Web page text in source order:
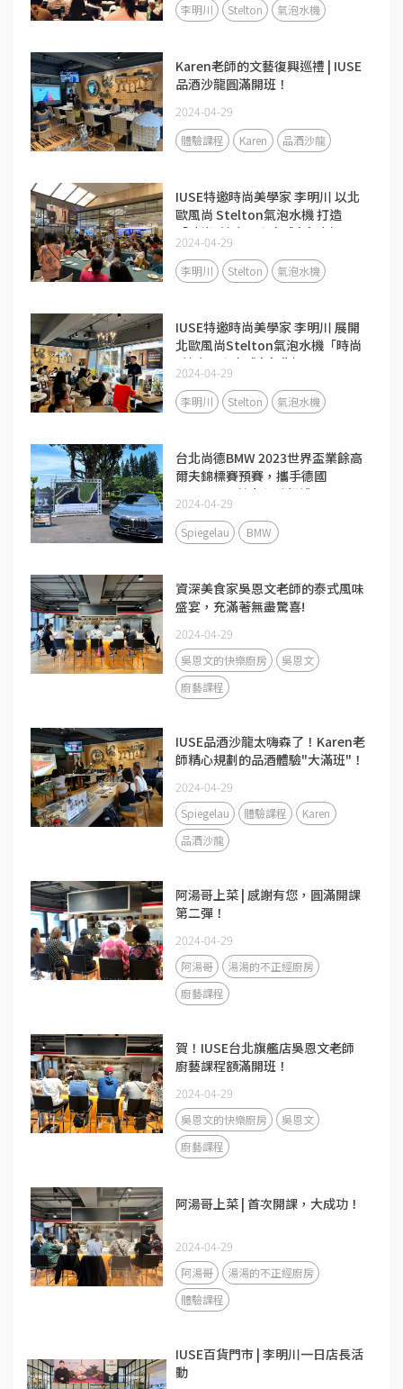
李明川 Stelton 氣泡水機
Karen老師的文藝復興巡禮 | IUSE
品酒沙龍圓滿開班！
2024-04-29
體驗課程 Karen 品酒沙龍
IUSE特邀時尚美學家 李明川 以北
歐風尚 Stelton氣泡水機 打造
「時尚x健康」未來式 | 台中場
2024-04-29
李明川 Stelton 氣泡水機
IUSE特邀時尚美學家 李明川 展開
北歐風尚Stelton氣泡水機「時尚
x健康」未來式 | 台北場
2024-04-29
李明川 Stelton 氣泡水機
台北尚德BMW 2023世界盃業餘高
爾夫錦標賽預賽，攜手德國
Spiegelau獻上得勝好禮!
2024-04-29
Spiegelau BMW
資深美食家吳恩文老師的泰式風味
盛宴，充滿著無盡驚喜!
2024-04-29
吳恩文的快樂廚房
吳恩文
廚藝課程
IUSE品酒沙龍太嗨森了！Karen老
師精心規劃的品酒體驗"大滿班"！
2024-04-29
Spiegelau 體驗課程
Karen
品酒沙龍
阿湯哥上菜 | 感謝有您，圓滿開課
第二彈！
2024-04-29
阿湯哥
湯湯的不正經廚房
廚藝課程
賀！IUSE台北旗艦店吳恩文老師
廚藝課程額滿開班！
2024-04-29
吳恩文的快樂廚房
吳恩文
廚藝課程
阿湯哥上菜 | 首次開課，大成功！
2024-04-29
阿湯哥
湯湯的不正經廚房
體驗課程
IUSE百貨門市 | 李明川一日店長活
動